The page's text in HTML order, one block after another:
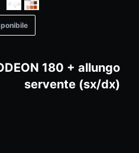
180 + allungo
servente (sx/dx)